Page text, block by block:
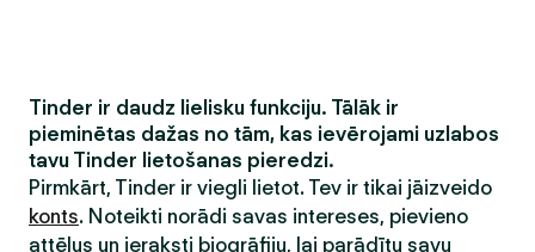
Tinder ir daudz lielisku funkciju. Tālāk ir
pieminētas dažas no tām, kas ievērojami uzlabos
tavu Tinder lietošanas pieredzi.
Pirmkārt, Tinder ir viegli lietot. Tev ir tikai jāizveido
konts. Noteikti norādi savas intereses, pievieno
attēlus un ieraksti biogrāfiju, lai parādītu savu